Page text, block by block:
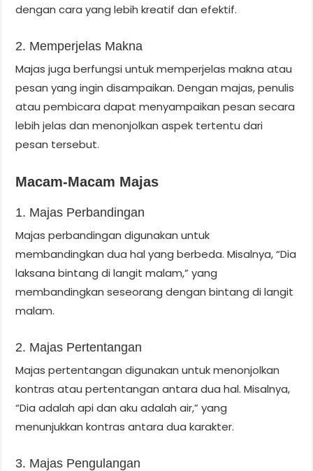
dengan cara yang lebih kreatif dan efektif.
2. Memperjelas Makna
Majas juga berfungsi untuk memperjelas makna atau
pesan yang ingin disampaikan. Dengan majas, penulis
atau pembicara dapat menyampaikan pesan secara
lebih jelas dan menonjolkan aspek tertentu dari
pesan tersebut.
Macam-Macam Majas
1. Majas Perbandingan
Majas perbandingan digunakan untuk
membandingkan dua hal yang berbeda. Misalnya, “Dia
laksana bintang di langit malam,” yang
membandingkan seseorang dengan bintang di langit
malam.
2. Majas Pertentangan
Majas pertentangan digunakan untuk menonjolkan
kontras atau pertentangan antara dua hal. Misalnya,
“Dia adalah api dan aku adalah air,” yang
menunjukkan kontras antara dua karakter.
3. Majas Pengulangan